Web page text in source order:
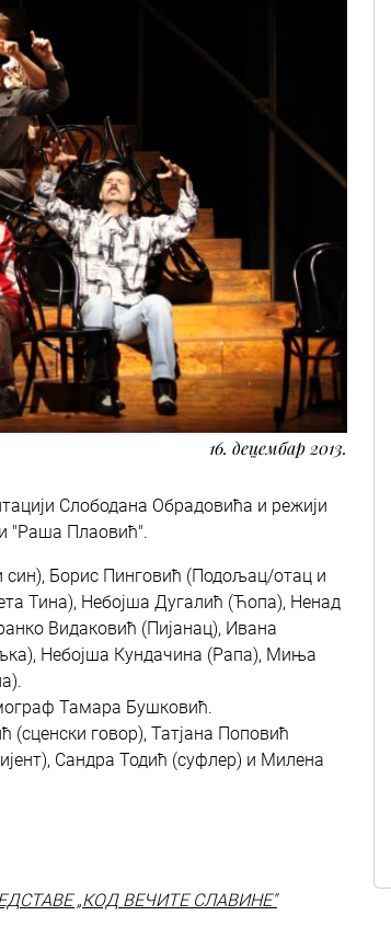
16. децембар 2013.
Слободана Обрадовића и режији
"Раша Плаовић".
син), Борис Пинговић (Подољац/отац и
Тина), Небојша Дугалић (Ћопа), Ненад
Видаковић (Пијанац), Ивана
Небојша Кундачина (Рапа), Миња
Тамара Бушковић.
(сценски говор), Татјана Поповић
Сандра Тодић (суфлер) и Милена
„КОД ВЕЧИТЕ СЛАВИНЕ"